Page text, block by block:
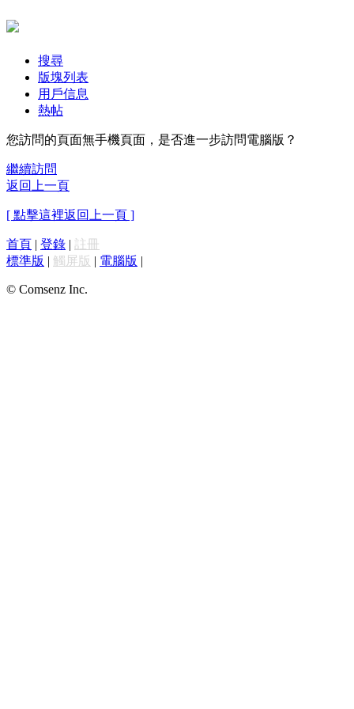
搜尋
版塊列表
用戶信息
熱帖
您訪問的頁面無手機頁面，是否進一步訪問電腦版？
繼續訪問
返回上一頁
[ 點擊這裡返回上一頁 ]
首頁 | 登錄 | 註冊
標準版 | 觸屏版 | 電腦版 |
© Comsenz Inc.